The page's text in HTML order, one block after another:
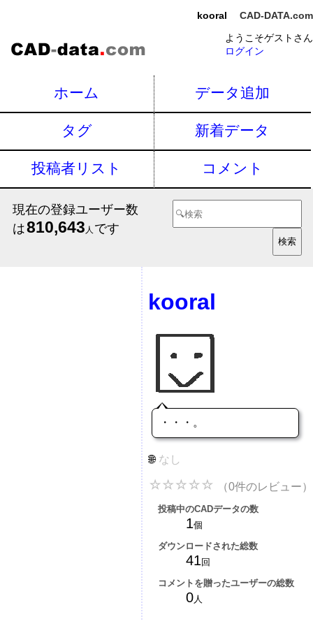
kooral
CAD-DATA.com
ようこそゲストさん
ログイン
ホーム データ追加
タグ 新着データ
投稿者リスト コメント
現在の登録ユーザー数
は810,643 人 です
kooral
・・・。
なし
（0件のレビュー）
投稿中のCADデータの数
1個
ダウンロードされた総数
41 回
コメントを贈ったユーザーの総数
0 人